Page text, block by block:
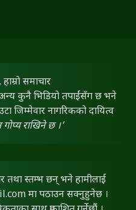
समाचार
अन्य कुनै भिडियो तपाईंसँग छ भने
जिम्मेवार नागरिकको दायित्व
गोप्य राखिने छ ।’
तथा स्तम्भ छन् भने हामीलाई
मा पठाउन सक्नुहुनेछ ।